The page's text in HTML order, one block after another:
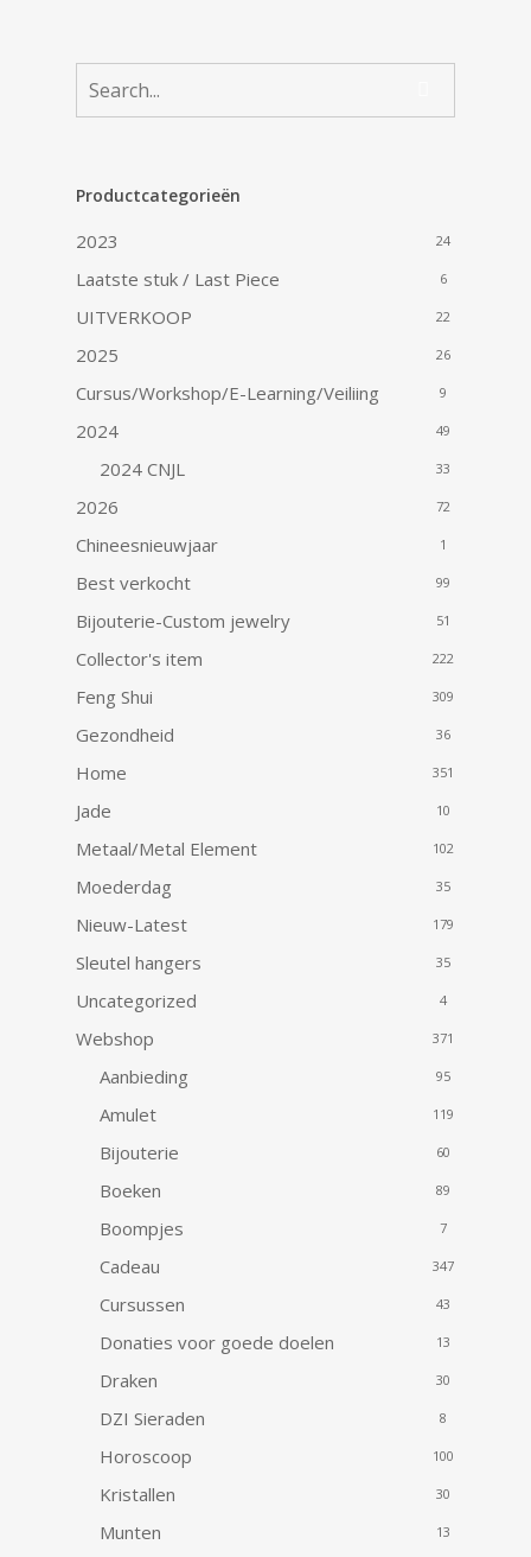
Productcategorieën
2023 24
Laatste stuk / Last Piece 6
UITVERKOOP 22
2025 26
Cursus/Workshop/E-Learning/Veiliing 9
2024 49
2024 CNJL 33
2026 72
Chineesnieuwjaar 1
Best verkocht 99
Bijouterie-Custom jewelry 51
Collector's item 222
Feng Shui 309
Gezondheid 36
Home 351
Jade 10
Metaal/Metal Element 102
Moederdag 35
Nieuw-Latest 179
Sleutel hangers 35
Uncategorized 4
Webshop 371
Aanbieding 95
Amulet 119
Bijouterie 60
Boeken 89
Boompjes 7
Cadeau 347
Cursussen 43
Donaties voor goede doelen 13
Draken 30
DZI Sieraden 8
Horoscoop 100
Kristallen 30
Munten 13